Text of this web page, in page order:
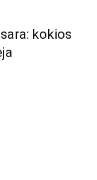
kokios